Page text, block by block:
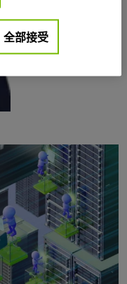
全部接受